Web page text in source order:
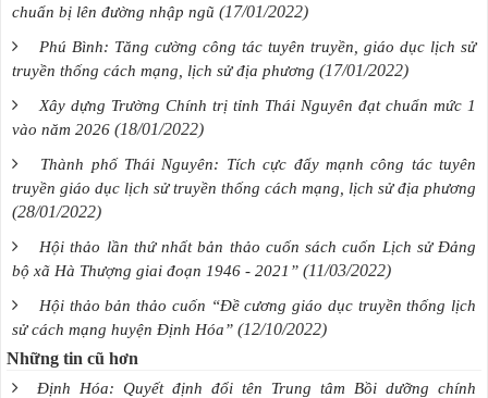
chuẩn bị lên đường nhập ngũ (17/01/2022)
Phú Bình: Tăng cường công tác tuyên truyền, giáo dục lịch sử
truyền thống cách mạng, lịch sử địa phương (17/01/2022)
Xây dựng Trường Chính trị tỉnh Thái Nguyên đạt chuẩn mức 1
vào năm 2026 (18/01/2022)
Thành phố Thái Nguyên: Tích cực đẩy mạnh công tác tuyên
truyền giáo dục lịch sử truyền thống cách mạng, lịch sử địa phương
(28/01/2022)
Hội thảo lần thứ nhất bản thảo cuốn sách cuốn Lịch sử Đảng
bộ xã Hà Thượng giai đoạn 1946 - 2021” (11/03/2022)
Hội thảo bản thảo cuốn “Đề cương giáo dục truyền thống lịch
sử cách mạng huyện Định Hóa” (12/10/2022)
Những tin cũ hơn
Định Hóa: Quyết định đổi tên Trung tâm Bồi dưỡng chính